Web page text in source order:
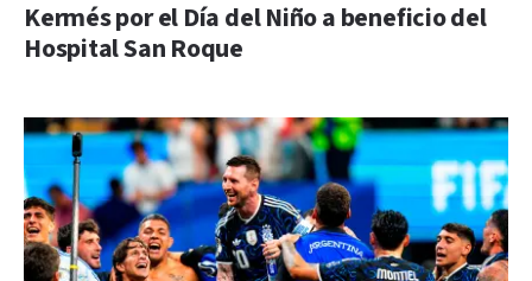
Kermés por el Día del Niño a beneficio del
Hospital San Roque